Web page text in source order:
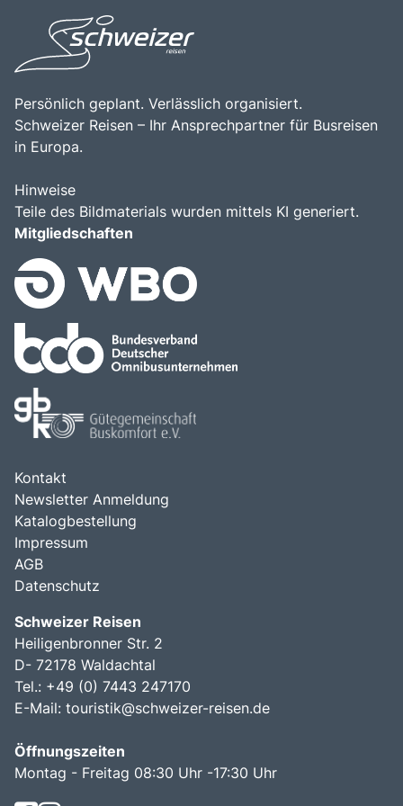
entdecken möchten.
Persönlich geplant. Verlässlich organisiert.
Schweizer Reisen – Ihr Ansprechpartner für Busreisen
in Europa.
Hinweise
Teile des Bildmaterials wurden mittels KI generiert.
Mitgliedschaften
Kontakt
Newsletter Anmeldung
Katalogbestellung
Impressum
AGB
Datenschutz
Schweizer Reisen
Heiligenbronner Str. 2
D- 72178 Waldachtal
Tel.: +49 (0) 7443 247170
E-Mail: touristik@schweizer-reisen.de
Öffnungszeiten
Montag - Freitag 08:30 Uhr -17:30 Uhr